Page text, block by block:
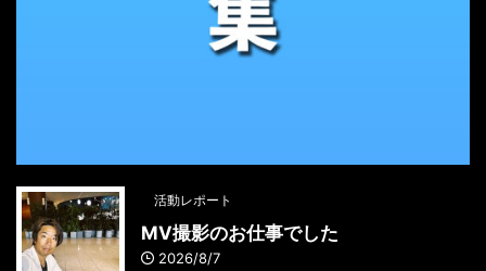
活動レポート
MV撮影のお仕事でした
2026/8/7